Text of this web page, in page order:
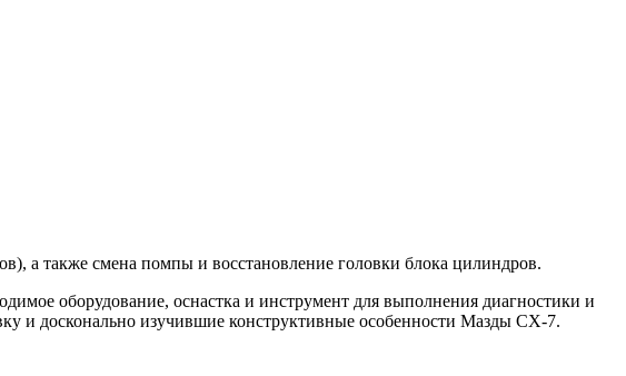
а также смена помпы и восстановление головки блока цилиндров.
оборудование, оснастка и инструмент для выполнения диагностики и
и досконально изучившие конструктивные особенности Мазды СХ-7.